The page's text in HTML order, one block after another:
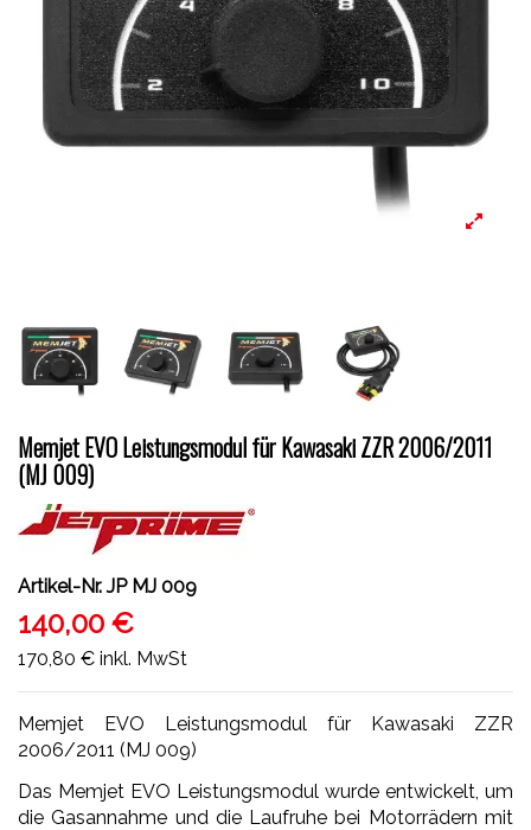
Memjet EVO Leistungsmodul für Kawasaki ZZR 2006/2011
(MJ 009)
Artikel-Nr. JP MJ 009
140,00 €
170,80 € inkl. MwSt
Memjet EVO Leistungsmodul für Kawasaki ZZR
2006/2011 (MJ 009)
Das Memjet EVO Leistungsmodul wurde entwickelt, um
die Gasannahme und die Laufruhe bei Motorrädern mit